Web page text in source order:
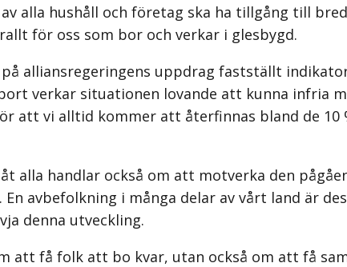
alla hushåll och företag ska ha tillgång till
för oss som bor och verkar i glesbygd.
på alliansregeringens uppdrag fastställt
verkar situationen lovande att kunna infria
att vi alltid kommer att återfinnas bland de 10
alla handlar också om att motverka den
avbefolkning i många delar av vårt land är
denna utveckling.
att få folk att bo kvar, utan också om att få